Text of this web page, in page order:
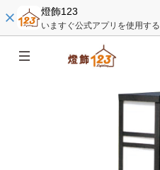
燈飾123
いますぐ公式アプリを使用する